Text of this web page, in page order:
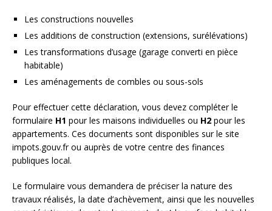
Les constructions nouvelles
Les additions de construction (extensions, surélévations)
Les transformations d’usage (garage converti en pièce
habitable)
Les aménagements de combles ou sous-sols
Pour effectuer cette déclaration, vous devez compléter le
formulaire H1 pour les maisons individuelles ou H2 pour les
appartements. Ces documents sont disponibles sur le site
impots.gouv.fr ou auprès de votre centre des finances
publiques local.
Le formulaire vous demandera de préciser la nature des
travaux réalisés, la date d’achèvement, ainsi que les nouvelles